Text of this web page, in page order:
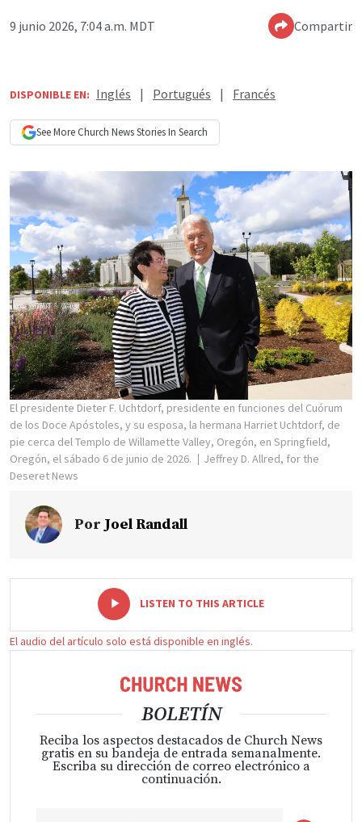
9 junio 2026, 7:04 a.m. MDT Compartir
DISPONIBLE EN: Inglés | Portugués | Francés
See More Church NewsStories In Search
El presidente Dieter F. Uchtdorf, presidente en funciones del Cuórum
de los Doce Apóstoles, y su esposa, la hermana Harriet Uchtdorf, de
pie cerca del Templo de Willamette Valley, Oregón, en Springfield,
Oregón, el sábado 6 de junio de 2026.
Jeffrey D. Allred, for the
Deseret News
Por Joel Randall
LISTEN TO THIS ARTICLE
El audio del artículo solo está disponible en inglés.
BOLETÍN
Reciba los aspectos destacados de Church News
gratis en su bandeja de entrada semanalmente.
Escriba su dirección de correo electrónico a
continuación.